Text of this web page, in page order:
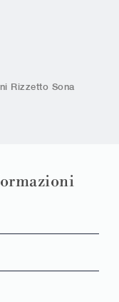
Rizzetto Sona